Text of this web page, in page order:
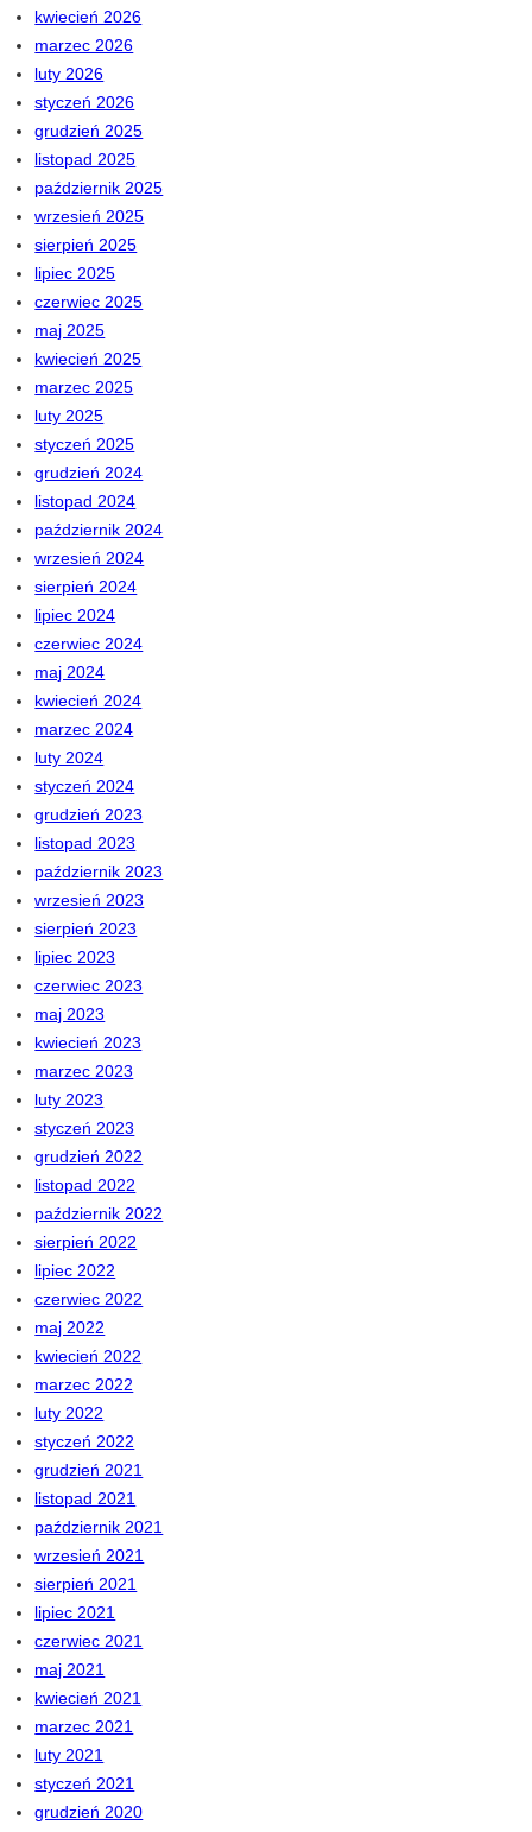
kwiecień 2026
marzec 2026
luty 2026
styczeń 2026
grudzień 2025
listopad 2025
październik 2025
wrzesień 2025
sierpień 2025
lipiec 2025
czerwiec 2025
maj 2025
kwiecień 2025
marzec 2025
luty 2025
styczeń 2025
grudzień 2024
listopad 2024
październik 2024
wrzesień 2024
sierpień 2024
lipiec 2024
czerwiec 2024
maj 2024
kwiecień 2024
marzec 2024
luty 2024
styczeń 2024
grudzień 2023
listopad 2023
październik 2023
wrzesień 2023
sierpień 2023
lipiec 2023
czerwiec 2023
maj 2023
kwiecień 2023
marzec 2023
luty 2023
styczeń 2023
grudzień 2022
listopad 2022
październik 2022
sierpień 2022
lipiec 2022
czerwiec 2022
maj 2022
kwiecień 2022
marzec 2022
luty 2022
styczeń 2022
grudzień 2021
listopad 2021
październik 2021
wrzesień 2021
sierpień 2021
lipiec 2021
czerwiec 2021
maj 2021
kwiecień 2021
marzec 2021
luty 2021
styczeń 2021
grudzień 2020